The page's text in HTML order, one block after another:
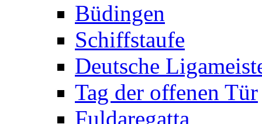
Büdingen
Schiffstaufe
Deutsche
Tag der offenen Tür
Fuldaregatta